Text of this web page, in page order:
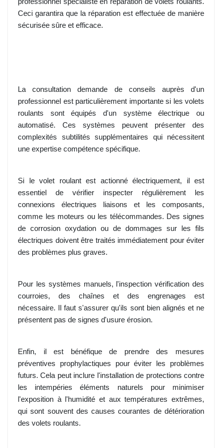
professionnel spécialiste en réparation de volets roulants.
Ceci garantira que la réparation est effectuée de manière
sécurisée sûre et efficace.
La consultation demande de conseils auprès d'un
professionnel est particulièrement importante si les volets
roulants sont équipés d'un système électrique ou
automatisé. Ces systèmes peuvent présenter des
complexités subtilités supplémentaires qui nécessitent
une expertise compétence spécifique.
Si le volet roulant est actionné électriquement, il est
essentiel de vérifier inspecter régulièrement les
connexions électriques liaisons et les composants,
comme les moteurs ou les télécommandes. Des signes
de corrosion oxydation ou de dommages sur les fils
électriques doivent être traités immédiatement pour éviter
des problèmes plus graves.
Pour les systèmes manuels, l'inspection vérification des
courroies, des chaînes et des engrenages est
nécessaire. Il faut s'assurer qu'ils sont bien alignés et ne
présentent pas de signes d'usure érosion.
Enfin, il est bénéfique de prendre des mesures
préventives prophylactiques pour éviter les problèmes
futurs. Cela peut inclure l'installation de protections contre
les intempéries éléments naturels pour minimiser
l'exposition à l'humidité et aux températures extrêmes,
qui sont souvent des causes courantes de détérioration
des volets roulants.